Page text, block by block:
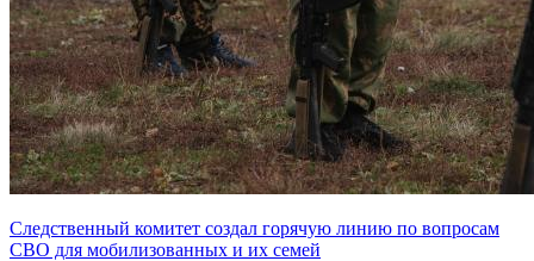
Следственный комитет создал горячую линию по вопросам
СВО для мобилизованных и их семей